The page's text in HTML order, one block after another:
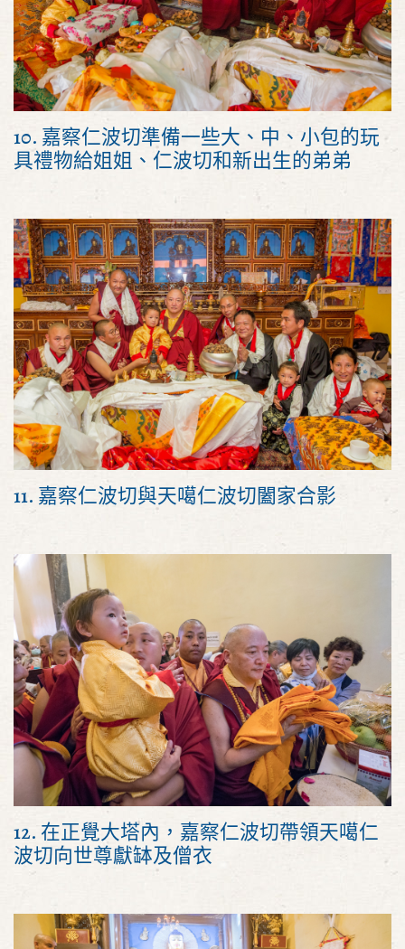
10. 嘉察仁波切準備一些大、中、小包的玩
具禮物給姐姐、仁波切和新出生的弟弟
11. 嘉察仁波切與天噶仁波切闔家合影
12. 在正覺大塔內，嘉察仁波切帶領天噶仁
波切向世尊獻缽及僧衣